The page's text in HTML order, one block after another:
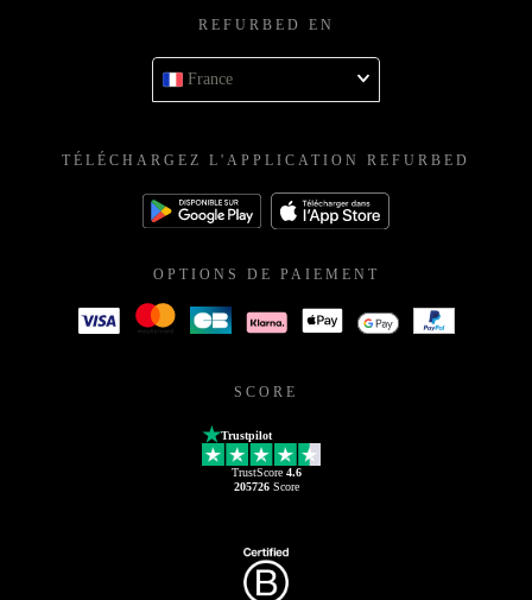
REFURBED EN
France
TÉLÉCHARGEZ L'APPLICATION REFURBED
OPTIONS DE PAIEMENT
SCORE
Trustpilot
TrustScore 4.6
205726Score